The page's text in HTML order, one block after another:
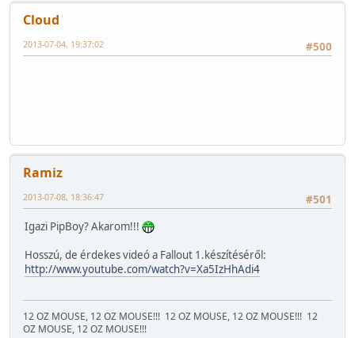
Cloud
#500
2013-07-04, 19:37:02
Ramiz
#501
2013-07-08, 18:36:47
Igazi PipBoy? Akarom!!!
Hosszú, de érdekes videó a Fallout 1.készítéséről:
http://www.youtube.com/watch?v=Xa5IzHhAdi4
12 OZ MOUSE, 12 OZ MOUSE!!! 12 OZ MOUSE, 12 OZ MOUSE!!! 12
OZ MOUSE, 12 OZ MOUSE!!!